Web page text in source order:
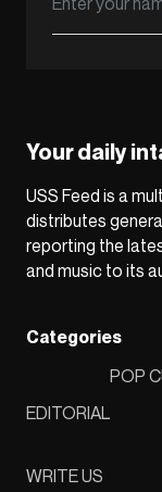
Your daily
USS Feed is a
distributes
reporting the
and music to its
Categories
EDITORIAL
POP
WRITE US